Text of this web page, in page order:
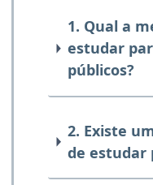
1. Qual a
estudar
públicos?
2. Existe
de estudar